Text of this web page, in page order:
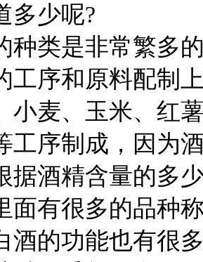
多少呢?
类是非常繁多的
工序和原料配制
小麦、玉米、红
工序制成，因为
据酒精含量的多
面有很多的品种
的功能也有很多